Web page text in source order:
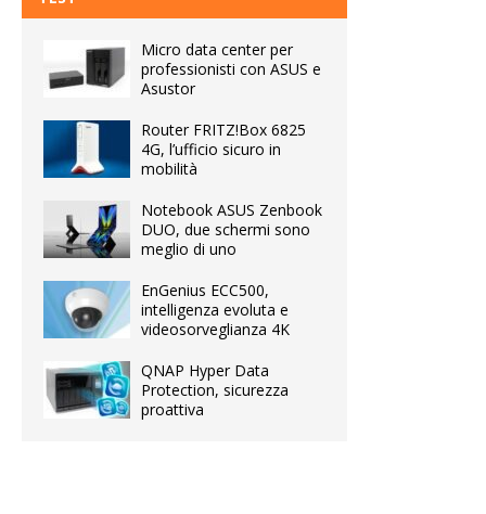
Micro data center per
professionisti con ASUS e
Asustor
Router FRITZ!Box 6825
4G, l’ufficio sicuro in
mobilità
Notebook ASUS Zenbook
DUO, due schermi sono
meglio di uno
EnGenius ECC500,
intelligenza evoluta e
videosorveglianza 4K
QNAP Hyper Data
Protection, sicurezza
proattiva